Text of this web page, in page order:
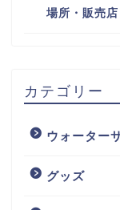
場所・販売店
カテゴリー
ウォーター
グッズ